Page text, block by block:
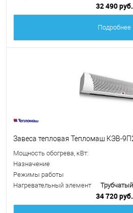
32 490 руб.
Подробнее
Завеса тепловая Тепломаш КЭВ-
Мощность обогрева, кВт:
Назначение
Режимы работы
Нагревательный элемент
34 720 руб.